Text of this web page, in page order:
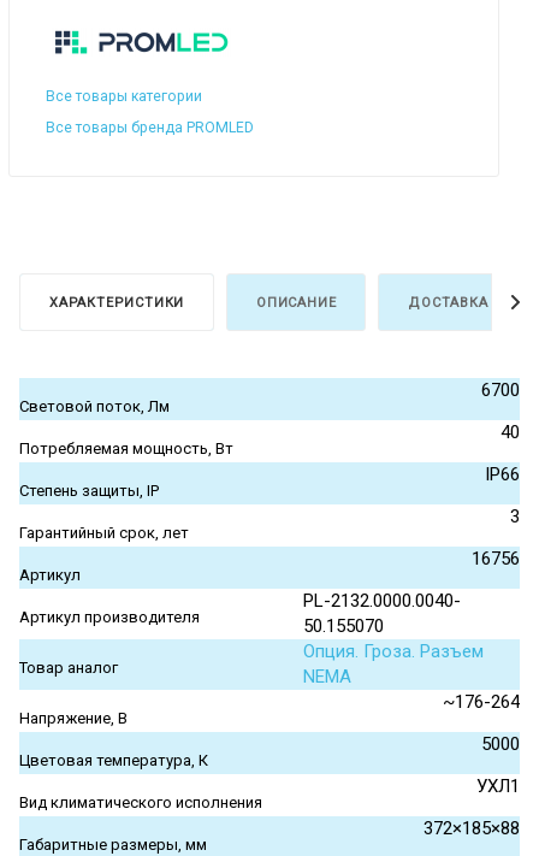
Все товары категории
Все товары бренда PROMLED
ХАРАКТЕРИСТИКИ ОПИСАНИЕ ДОСТАВКА И
Световой поток, Лм
6700
Потребляемая мощность, Вт
40
Степень защиты, IP
IP66
Гарантийный срок, лет
3
Артикул
16756
Артикул производителя
PL-2132.0000.0040-
50.155070
Товар аналог
Опция. Гроза. Разъем
NEMA
Напряжение, В
~176-264
Цветовая температура, К
5000
Вид климатического исполнения
УХЛ1
Габаритные размеры, мм
372×185×88